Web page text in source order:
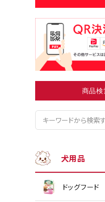
小型犬にオススメ
商品検
犬用品
ドッグフード